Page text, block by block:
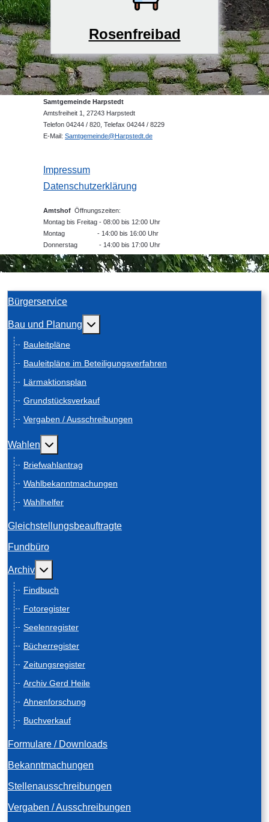
Rosenfreibad
Samtgemeinde Harpstedt
Amtsfreiheit 1, 27243 Harpstedt
Telefon 04244 / 820, Telefax 04244 / 8229
E-Mail: Samtgemeinde@Harpstedt.de
Impressum
Datenschutzerklärung
Amtshof Öffnungszeiten:
Montag bis Freitag - 08:00 bis 12:00 Uhr
Montag - 14:00 bis 16:00 Uhr
Donnerstag - 14:00 bis 17:00 Uhr
Bürgerservice
Bau und Planung Weitere Informationen: Bau und Planung
Bauleitpläne
Bauleitpläne im Beteiligungsverfahren
Lärmaktionsplan
Grundstücksverkauf
Vergaben / Ausschreibungen
Wahlen Weitere Informationen: Wahlen
Briefwahlantrag
Wahlbekanntmachungen
Wahlhelfer
Gleichstellungsbeauftragte
Fundbüro
Archiv Weitere Informationen: Archiv
Findbuch
Fotoregister
Seelenregister
Bücherregister
Zeitungsregister
Archiv Gerd Heile
Ahnenforschung
Buchverkauf
Formulare / Downloads
Bekanntmachungen
Stellenausschreibungen
Vergaben / Ausschreibungen